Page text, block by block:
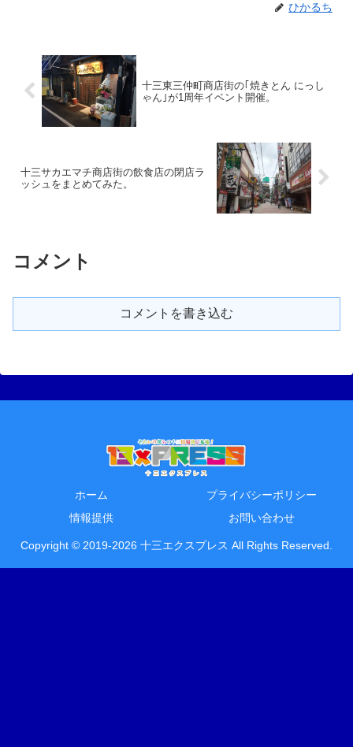
ひかるち
十三東三仲町商店街の｢焼きとん にっし
ゃん｣が1周年イベント開催。
十三サカエマチ商店街の飲食店の閉店ラ
ッシュをまとめてみた。
コメント
コメントを書き込む
ホーム
プライバシーポリシー
情報提供
お問い合わせ
Copyright © 2019-2026 十三エクスプレス All Rights Reserved.